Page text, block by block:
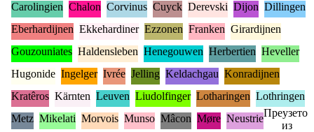
Carolingien Chalon Corvinus Cuyck Derevski Dijon Dillingen
Eberhardijnen Ekkehardiner Ezzonen Franken Girardijnen
Gouzouniates Haldensleben Henegouwen Herbertien Heveller
Hugonide Ingelger Ivrée Jelling Keldachgau Konradijnen
Kratêros Kärnten Leuven Liudolfinger Lotharingen Lothringen
Metz Mikelati Morvois Munso Mâcon Møre NeustrieПреузето
из